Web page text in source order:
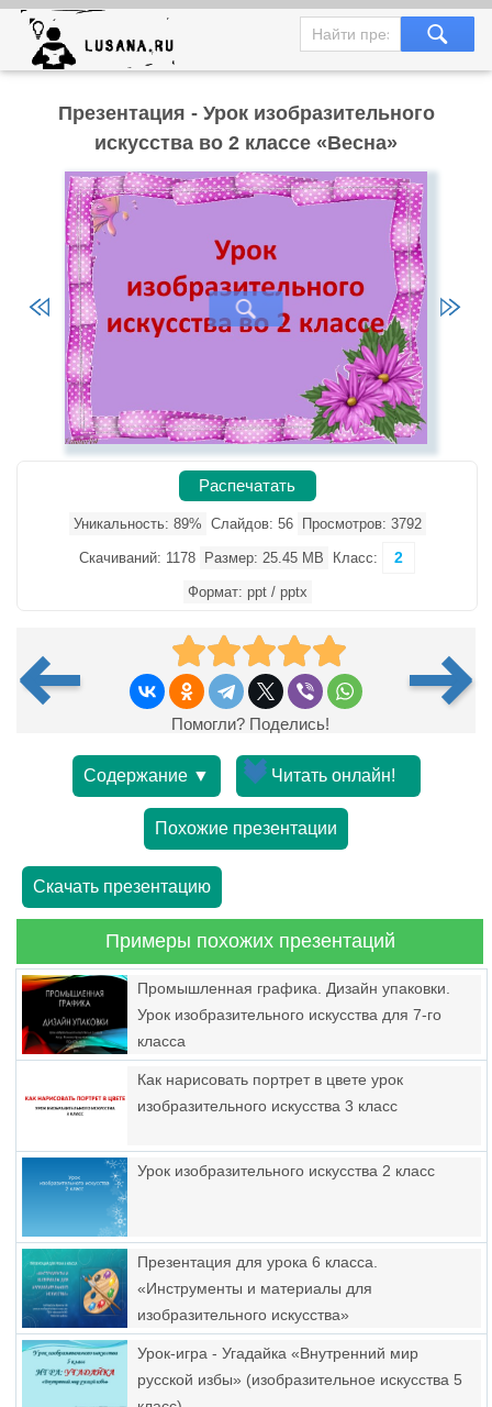
Презентация - Урок изобразительного
искусства во 2 классе «Весна»
Распечатать
Уникальность: 89% Слайдов: 56 Просмотров: 3792
Скачиваний: 1178 Размер: 25.45 MB Класс: 2
Формат: ppt / pptx
Помогли? Поделись!
Содержание ▼ Читать онлайн!
Похожие презентации
Скачать презентацию
Примеры похожих презентаций
Промышленная графика. Дизайн упаковки.
Урок изобразительного искусства для 7-го
класса
Как нарисовать портрет в цвете урок
изобразительного искусства 3 класс
Урок изобразительного искусства 2 класс
Презентация для урока 6 класса.
«Инструменты и материалы для
изобразительного искусства»
Урок-игра - Угадайка «Внутренний мир
русской избы» (изобразительное искусства 5